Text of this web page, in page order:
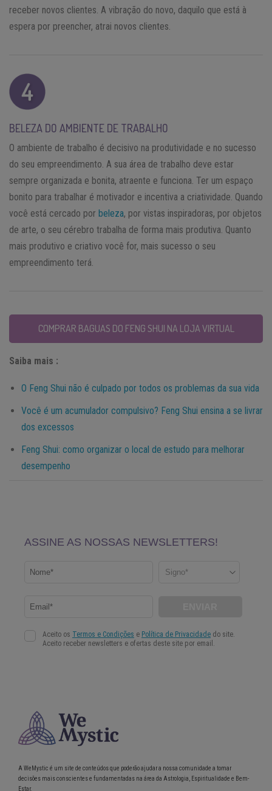
receber novos clientes. A vibração do novo, daquilo que está à
espera por preencher, atrai novos clientes.
BELEZA DO AMBIENTE DE TRABALHO
O ambiente de trabalho é decisivo na produtividade e no sucesso
do seu empreendimento. A sua área de trabalho deve estar
sempre organizada e bonita, atraente e funciona. Ter um espaço
bonito para trabalhar é motivador e incentiva a criatividade. Quando
você está cercado por beleza, por vistas inspiradoras, por objetos
de arte, o seu cérebro trabalha de forma mais produtiva. Quanto
mais produtivo e criativo você for, mais sucesso o seu
empreendimento terá.
COMPRAR BAGUAS DO FENG SHUI NA LOJA VIRTUAL
Saiba mais :
O Feng Shui não é culpado por todos os problemas da sua vida
Você é um acumulador compulsivo? Feng Shui ensina a se livrar
dos excessos
Feng Shui: como organizar o local de estudo para melhorar
desempenho
A WeMystic é um site de conteúdos que poderão ajudar a nossa comunidade a tomar
decisões mais conscientes e fundamentadas na área da Astrologia, Espiritualidade e Bem-
Estar.